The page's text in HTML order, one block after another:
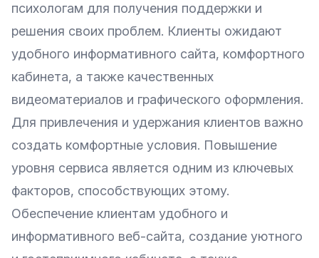
психологам для получения поддержки и
решения своих проблем. Клиенты ожидают
удобного информативного сайта, комфортного
кабинета, а также качественных
видеоматериалов и графического оформления.
Для привлечения и удержания клиентов важно
создать комфортные условия. Повышение
уровня сервиса является одним из ключевых
факторов, способствующих этому.
Обеспечение клиентам удобного и
информативного веб-сайта, создание уютного